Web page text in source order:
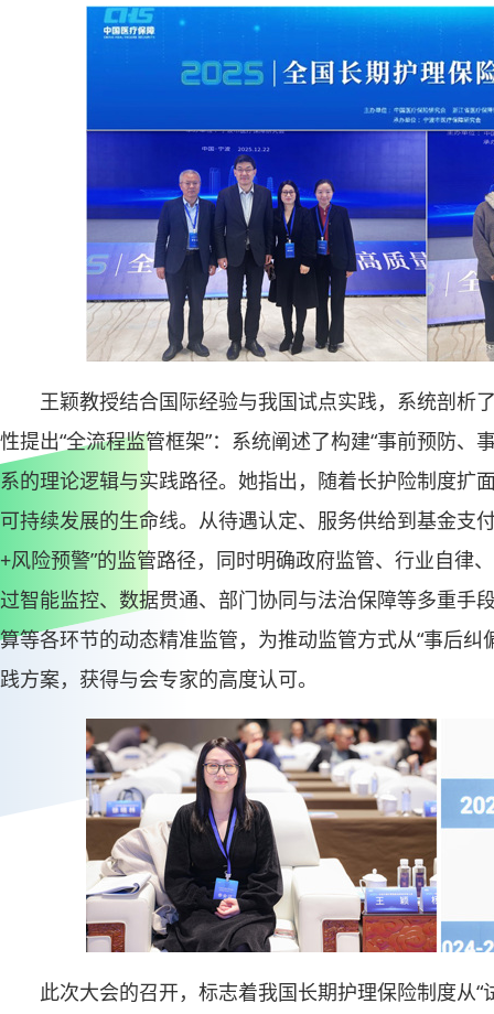
王颖教授结合国际经验与我国试点实践，系统剖析
性提出“全流程监管框架”：系统阐述了构建“事前预防、
系的理论逻辑与实践路径。她指出，随着长护险制度扩
可持续发展的生命线。从待遇认定、服务供给到基金支
+风险预警”的监管路径，同时明确政府监管、行业自律
过智能监控、数据贯通、部门协同与法治保障等多重手
算等各环节的动态精准监管，为推动监管方式从“事后纠
践方案，获得与会专家的高度认可。
此次大会的召开，标志着我国长期护理保险制度从“